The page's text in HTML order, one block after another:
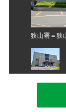
狭山署＝狭